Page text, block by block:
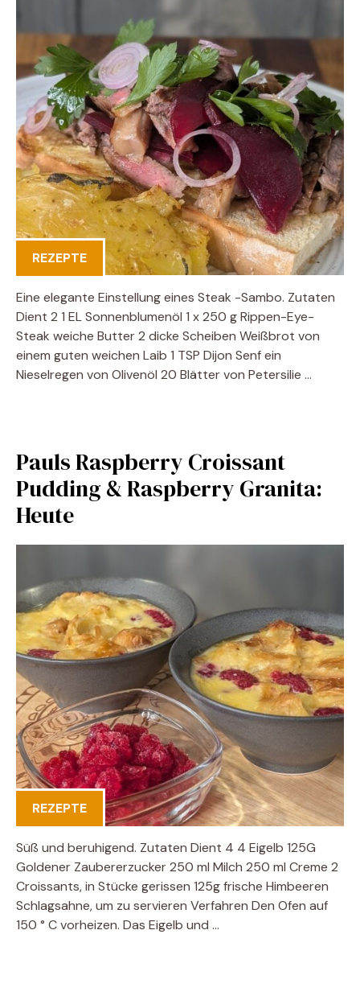
REZEPTE
Eine elegante Einstellung eines Steak -Sambo. Zutaten
Dient 2 1 EL Sonnenblumenöl 1 x 250 g Rippen-Eye-
Steak weiche Butter 2 dicke Scheiben Weißbrot von
einem guten weichen Laib 1 TSP Dijon Senf ein
Nieselregen von Olivenöl 20 Blätter von Petersilie …
Pauls Raspberry Croissant
Pudding & Raspberry Granita:
Heute
REZEPTE
Süß und beruhigend. Zutaten Dient 4 4 Eigelb 125G
Goldener Zaubererzucker 250 ml Milch 250 ml Creme 2
Croissants, in Stücke gerissen 125g frische Himbeeren
Schlagsahne, um zu servieren Verfahren Den Ofen auf
150 ° C vorheizen. Das Eigelb und …